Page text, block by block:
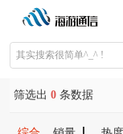
筛选出 0 条数据